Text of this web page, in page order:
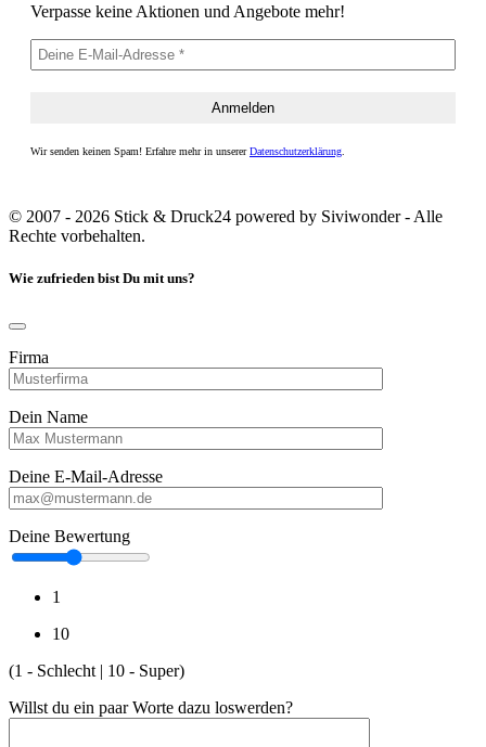
Verpasse keine Aktionen und Angebote mehr!
Wir senden keinen Spam! Erfahre mehr in unsererDatenschutzerklärung
© 2007 - 2026 Stick & Druck24 powered by Siviwonder - Alle
Rechte vorbehalten.
Wie zufrieden bist Du mit uns?
Firma
Dein Name
Deine E-Mail-Adresse
Deine Bewertung
1
10
(1 - Schlecht | 10 - Super)
Willst du ein paar Worte dazu loswerden?